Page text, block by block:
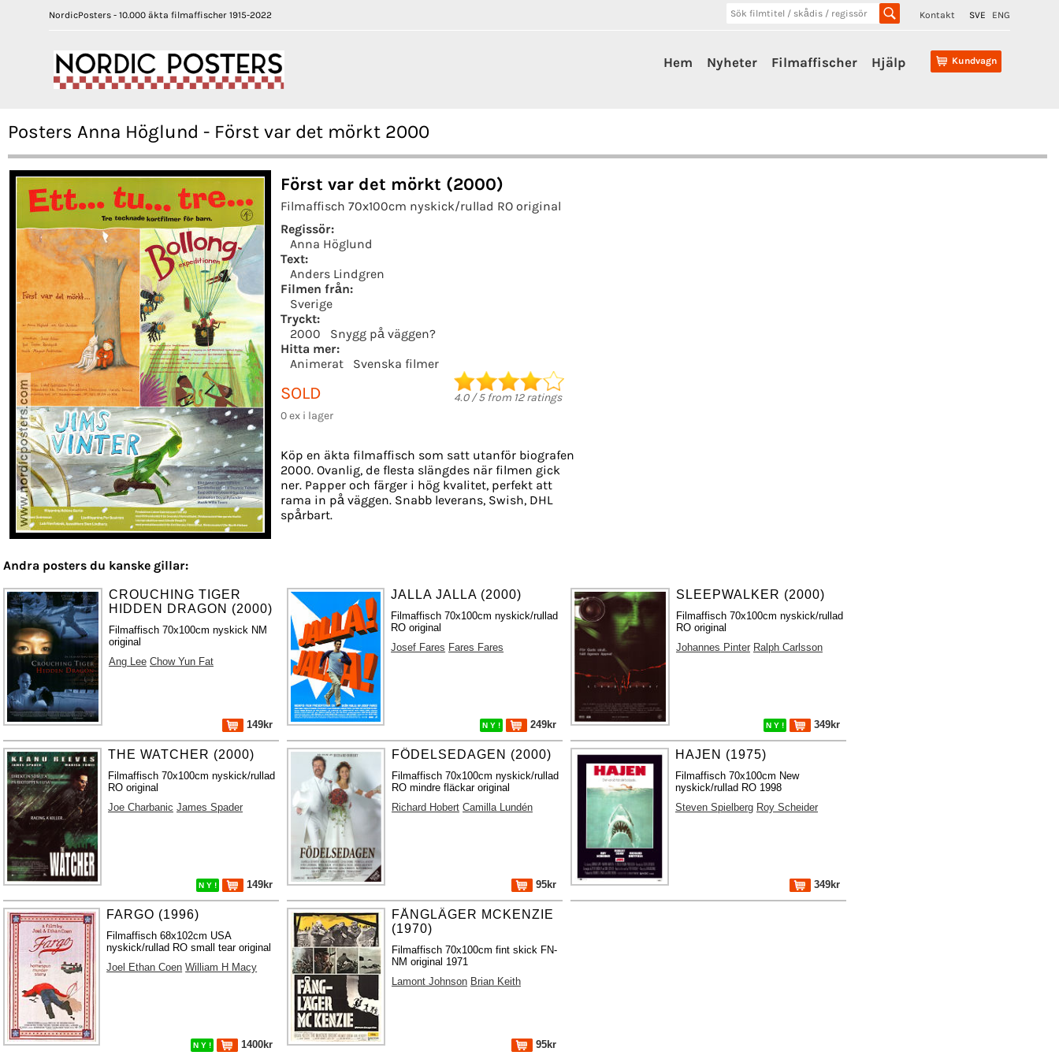
NordicPosters - 10.000 äkta filmaffischer 1915-2022 Kontakt SVE ENG
Kundvagn
Hem Nyheter Filmaffischer Hjälp
Posters Anna Höglund - Först var det mörkt 2000
Först var det mörkt (2000)
Filmaffisch 70x100cm nyskick/rullad RO original
Regissör:
Anna Höglund
Text:
Anders Lindgren
Filmen från:
Sverige
Tryckt:
2000
Snygg på väggen?
Hitta mer:
Animerat
Svenska filmer
SOLD
0 ex i lager
4.0/5from 12ratings
Köp en äkta filmaffisch som satt utanför biografen
2000. Ovanlig, de flesta slängdes när filmen gick
ner. Papper och färger i hög kvalitet, perfekt att
rama in på väggen. Snabb leverans, Swish, DHL
spårbart.
Andra posters du kanske gillar:
CROUCHING TIGER
HIDDEN DRAGON (2000)
Filmaffisch 70x100cm nyskick NM
original
Ang Lee Chow Yun Fat
149kr
JALLA JALLA (2000)
Filmaffisch 70x100cm nyskick/rullad
RO original
Josef Fares Fares Fares
N Y ! 249kr
SLEEPWALKER (2000)
Filmaffisch 70x100cm nyskick/rullad
RO original
Johannes Pinter Ralph Carlsson
N Y ! 349kr
THE WATCHER (2000)
Filmaffisch 70x100cm nyskick/rullad
RO original
Joe Charbanic James Spader
N Y ! 149kr
FÖDELSEDAGEN (2000)
Filmaffisch 70x100cm nyskick/rullad
RO mindre fläckar original
Richard Hobert Camilla Lundén
95kr
HAJEN (1975)
Filmaffisch 70x100cm New
nyskick/rullad RO 1998
Steven Spielberg Roy Scheider
349kr
FARGO (1996)
Filmaffisch 68x102cm USA
nyskick/rullad RO small tear original
Joel Ethan Coen William H Macy
N Y ! 1400kr
FÅNGLÄGER MCKENZIE
(1970)
Filmaffisch 70x100cm fint skick FN-
NM original 1971
Lamont Johnson Brian Keith
95kr